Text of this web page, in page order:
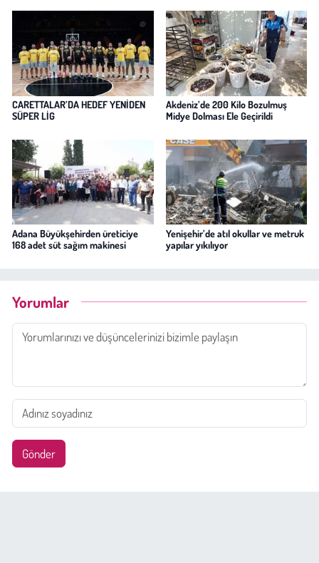
CARETTALAR’DA HEDEF YENİDEN
SÜPER LİG
Akdeniz’de 200 Kilo Bozulmuş
Midye Dolması Ele Geçirildi
Adana Büyükşehirden üreticiye
168 adet süt sağım makinesi
Yenişehir’de atıl okullar ve metruk
yapılar yıkılıyor
Yorumlar
Gönder